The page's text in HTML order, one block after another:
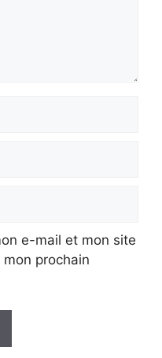
e-mail et mon site
prochain